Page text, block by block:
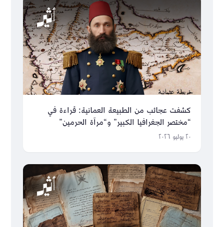
كشفت عجائب من الطبيعة العمانية: قراءة في
“مختصر الجغرافيا الكبير” و“مرآة الحرمين”
٢٠ يوليو ٢٠٢٦